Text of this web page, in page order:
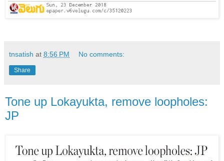
tnsatish at 8:56 PM No comments:
Share
Tone up Lokayukta, remove loopholes:
JP